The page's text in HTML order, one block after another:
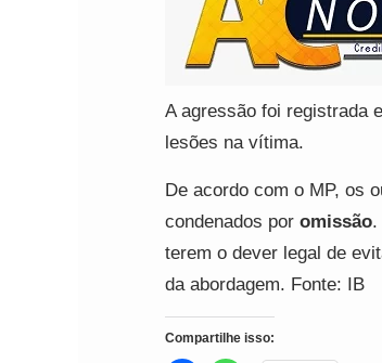
A agressão foi registrada
lesões na vítima.
De acordo com o MP, os
condenados por omissão.
terem o dever legal de
da abordagem. Fonte: IB
Compartilhe isso: